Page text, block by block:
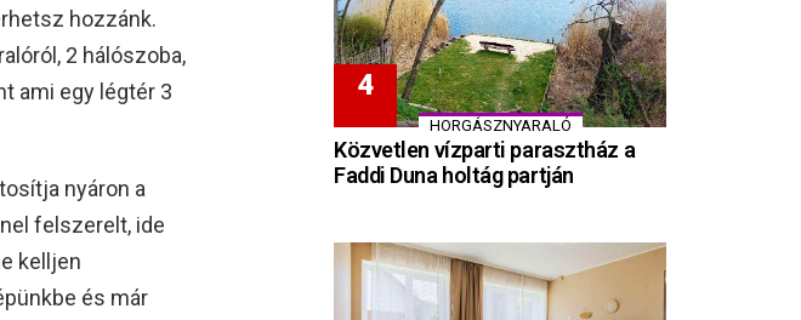
hozzánk.
2 hálószoba,
ami egy légtér 3
nyáron a
felszerelt, ide
kelljen
és már
HORGÁSZNYARALÓ
Közvetlen vízparti parasztház a
Faddi Duna holtág partján